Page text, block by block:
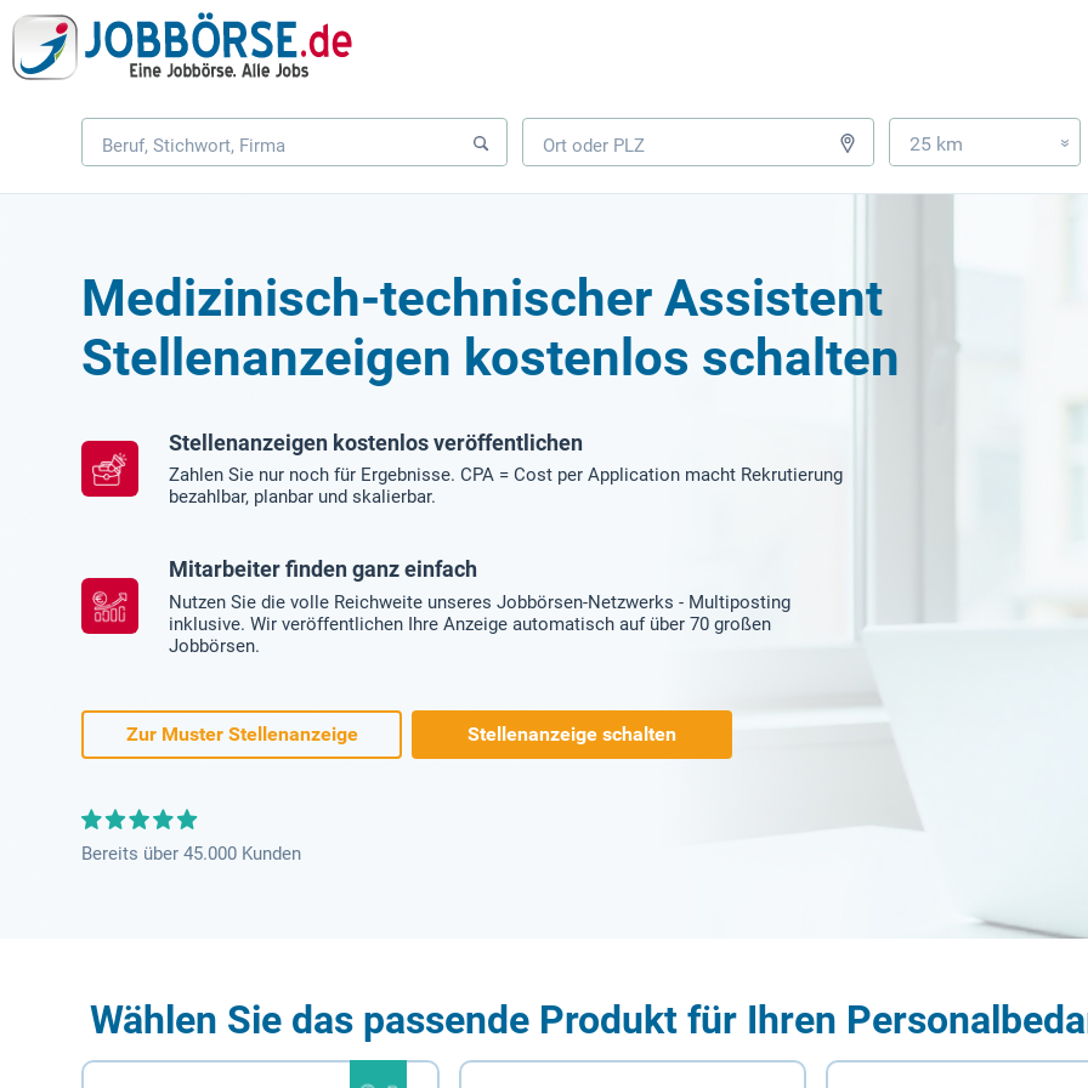
25 km »
Medizinisch-technischer Assistent
Stellenanzeigen kostenlos schalten
Stellenanzeigen kostenlos veröffentlichen
Zahlen Sie nur noch für Ergebnisse. CPA = Cost per Application macht Rekrutierung
bezahlbar, planbar und skalierbar.
Mitarbeiter finden ganz einfach
Nutzen Sie die volle Reichweite unseres Jobbörsen-Netzwerks - Multiposting
inklusive. Wir veröffentlichen Ihre Anzeige automatisch auf über 70 großen
Jobbörsen.
Zur Muster Stellenanzeige Stellenanzeige schalten
Bereits über 45.000 Kunden
Wählen Sie das passende Produkt für Ihren